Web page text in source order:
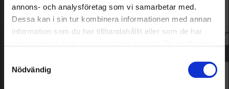
annons- och analysföretag som vi samarbetar med.
Dessa kan i sin tur kombinera informationen med annan
information som du har tillhandahållit eller som de har
Nödvändig
Affiche1à2(sur2articles)
Grimsholm a été fondée en 2014 avec une forte
ambition de simplifier et d'améliorer le quotidien à la